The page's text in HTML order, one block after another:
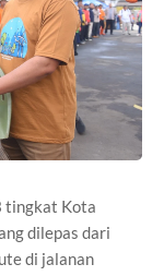
tingkat Kota
dilepas dari
di jalanan